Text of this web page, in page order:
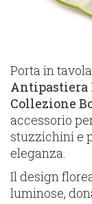
Porta in
Antipastiera
Collezione
accessorio
stuzzichini e
eleganza.
Il design
luminose,